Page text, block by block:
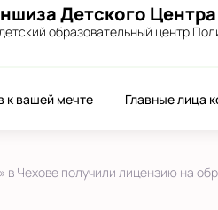
Детского Центра
образовательный центр
к вашей мечте Главные лица
в Чехове получили лицензию на